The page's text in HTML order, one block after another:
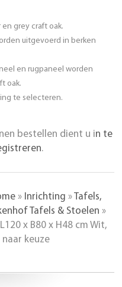
grey craft oak.
uitgevoerd in berken
en rugpaneel worden
oak.
te selecteren.
bestellen dient u in te
.
» Inrichting »Tafels,
Tafels & Stoelen »
x B80 x H48 cm Wit,
keuze